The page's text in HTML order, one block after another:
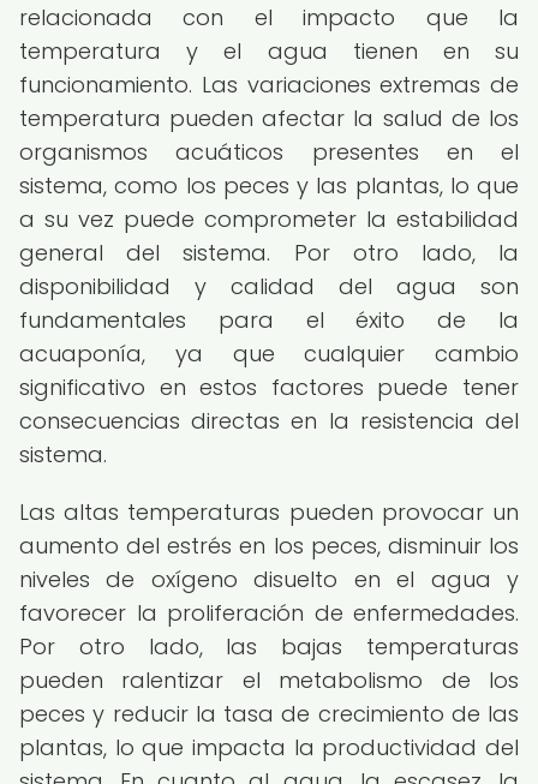
relacionada con el impacto que la
temperatura y el agua tienen en su
funcionamiento. Las variaciones extremas de
temperatura pueden afectar la salud de los
organismos acuáticos presentes en el
sistema, como los peces y las plantas, lo que
a su vez puede comprometer la estabilidad
general del sistema. Por otro lado, la
disponibilidad y calidad del agua son
fundamentales para el éxito de la
acuaponía, ya que cualquier cambio
significativo en estos factores puede tener
consecuencias directas en la resistencia del
sistema.
Las altas temperaturas pueden provocar un
aumento del estrés en los peces, disminuir los
niveles de oxígeno disuelto en el agua y
favorecer la proliferación de enfermedades.
Por otro lado, las bajas temperaturas
pueden ralentizar el metabolismo de los
peces y reducir la tasa de crecimiento de las
plantas, lo que impacta la productividad del